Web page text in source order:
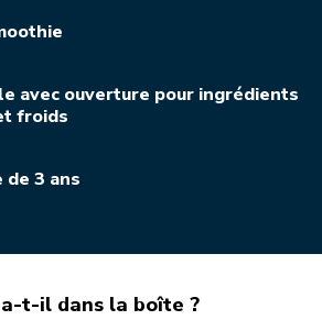
avec ouverture pour ingrédients
froids
de 3 ans
a-t-il dans la boîte ?